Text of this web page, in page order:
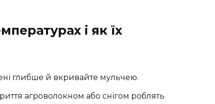
і як їх
глибше й вкривайте мульчею.
агроволокном або снігом роблять